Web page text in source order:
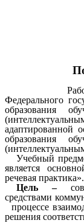
Федерального
образования
адаптированной
образования
Учебный
является
речевая практика».
Цель –
средствами
процессе
решения